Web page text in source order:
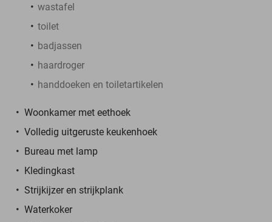
wastafel
toilet
badjassen
haardroger
handdoeken en toiletartikelen
Woonkamer met eethoek
Volledig uitgeruste keukenhoek
Bureau met lamp
Kledingkast
Strijkijzer en strijkplank
Waterkoker